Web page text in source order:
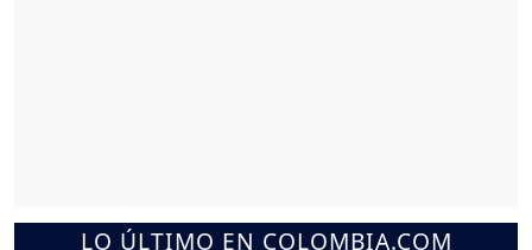
LO ÚLTIMO EN COLOMBIA.COM